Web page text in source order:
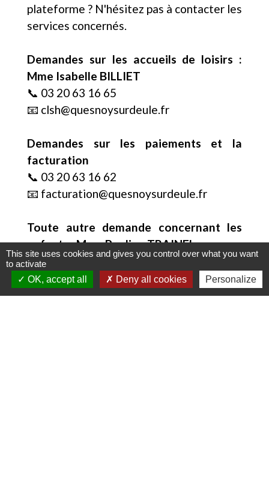
plateforme ? N'hésitez pas à contacter les
services concernés.
Demandes sur les accueils de loisirs :
Mme Isabelle BILLIET
📞 03 20 63 16 65
📧 clsh@quesnoysurdeule.fr
Demandes sur les paiements et la
facturation
📞 03 20 63 16 62
📧 facturation@quesnoysurdeule.fr
Toute autre demande concernant les
enfants : Mme Pauline TRAINEL
📞 03 20 63 16 69
📧 pauline.trainel@quesnoysurdeule.fr
This site uses cookies and gives you control over what you want
to activate
OK, accept all
Deny all cookies Personalize